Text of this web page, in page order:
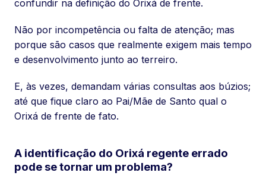
confundir na definição do Orixá de frente.
Não por incompetência ou falta de atenção; mas
porque são casos que realmente exigem mais tempo
e desenvolvimento junto ao terreiro.
E, às vezes, demandam várias consultas aos búzios;
até que fique claro ao Pai/Mãe de Santo qual o
Orixá de frente de fato.
A identificação do Orixá regente errado
pode se tornar um problema?